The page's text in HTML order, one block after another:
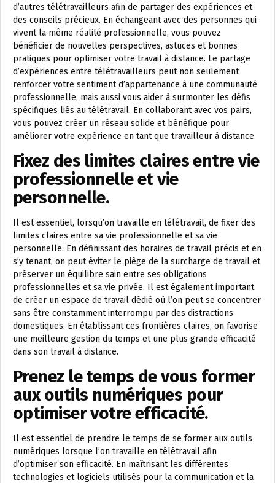
d’autres télétravailleurs afin de partager des expériences et
des conseils précieux. En échangeant avec des personnes qui
vivent la même réalité professionnelle, vous pouvez
bénéficier de nouvelles perspectives, astuces et bonnes
pratiques pour optimiser votre travail à distance. Le partage
d’expériences entre télétravailleurs peut non seulement
renforcer votre sentiment d’appartenance à une communauté
professionnelle, mais aussi vous aider à surmonter les défis
spécifiques liés au télétravail. En collaborant avec vos pairs,
vous pouvez créer un réseau solide et bénéfique pour
améliorer votre expérience en tant que travailleur à distance.
Fixez des limites claires entre vie
professionnelle et vie
personnelle.
Il est essentiel, lorsqu’on travaille en télétravail, de fixer des
limites claires entre sa vie professionnelle et sa vie
personnelle. En définissant des horaires de travail précis et en
s’y tenant, on peut éviter le piège de la surcharge de travail et
préserver un équilibre sain entre ses obligations
professionnelles et sa vie privée. Il est également important
de créer un espace de travail dédié où l’on peut se concentrer
sans être constamment interrompu par des distractions
domestiques. En établissant ces frontières claires, on favorise
une meilleure gestion du temps et une plus grande efficacité
dans son travail à distance.
Prenez le temps de vous former
aux outils numériques pour
optimiser votre efficacité.
Il est essentiel de prendre le temps de se former aux outils
numériques lorsque l’on travaille en télétravail afin
d’optimiser son efficacité. En maîtrisant les différentes
technologies et logiciels utilisés pour la communication et la